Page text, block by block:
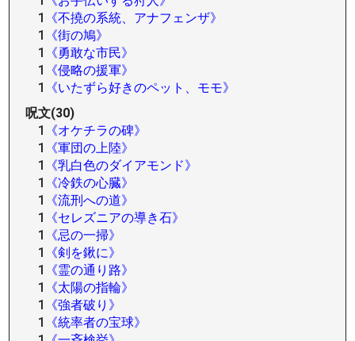
1
《不撓の系統、アナフェンザ》
1
《街の鳩》
1
《勇敢な市民》
1
《侵略の援軍》
1
《いたずら好きのペット、モモ》
呪文(30)
1
《オケチラの碑》
1
《軍団の上陸》
1
《乳白色のダイアモンド》
1
《冷鉄の心臓》
1
《流刑への道》
1
《セレズニアの導き石》
1
《忌の一掃》
1
《剣を鍬に》
1
《霊の通り路》
1
《太陽の指輪》
1
《強者破り》
1
《統率者の宝球》